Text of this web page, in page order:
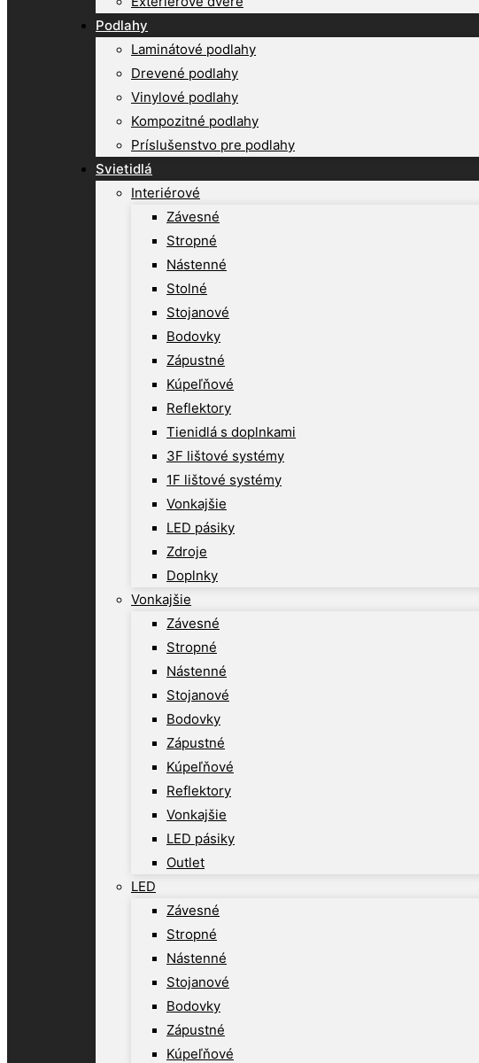
Podlahy
Laminátové podlahy
Drevené podlahy
Vinylové podlahy
Kompozitné podlahy
Príslušenstvo pre podlahy
Svietidlá
Interiérové
Závesné
Stropné
Nástenné
Stolné
Stojanové
Bodovky
Zápustné
Kúpeľňové
Reflektory
Tienidlá s doplnkami
3F lištové systémy
1F lištové systémy
Vonkajšie
LED pásiky
Zdroje
Doplnky
Vonkajšie
Závesné
Stropné
Nástenné
Stojanové
Bodovky
Zápustné
Kúpeľňové
Reflektory
Vonkajšie
LED pásiky
Outlet
LED
Závesné
Stropné
Nástenné
Stojanové
Bodovky
Zápustné
Kúpeľňové